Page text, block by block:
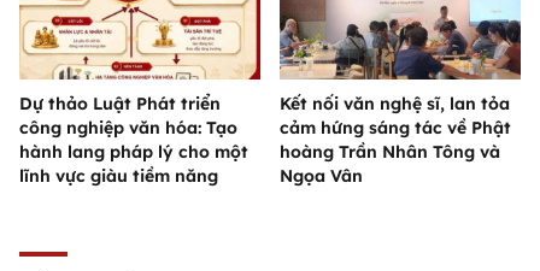
Dự thảo Luật Phát triển
công nghiệp văn hóa: Tạo
hành lang pháp lý cho một
lĩnh vực giàu tiềm năng
Kết nối văn nghệ sĩ, lan tỏa
cảm hứng sáng tác về Phật
hoàng Trần Nhân Tông và
Ngọa Vân